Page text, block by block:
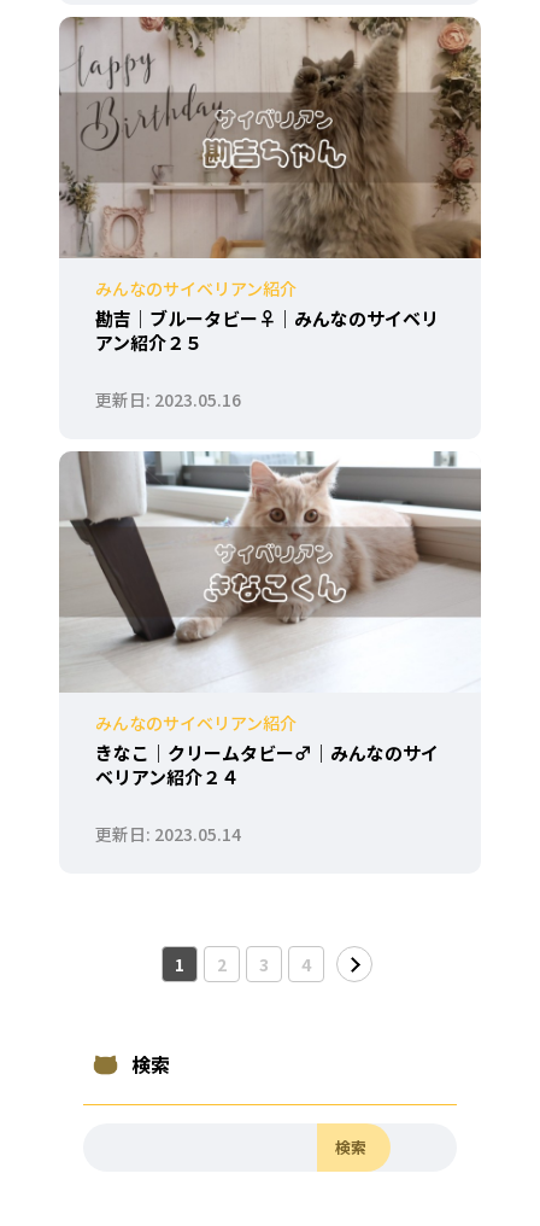
みんなのサイベリアン紹介
勘吉｜ブルータビー♀｜みんなのサイベリ
アン紹介２５
2023.05.16
みんなのサイベリアン紹介
きなこ｜クリームタビー♂｜みんなのサイ
ベリアン紹介２４
2023.05.14
1 2 3 4
検索
検索